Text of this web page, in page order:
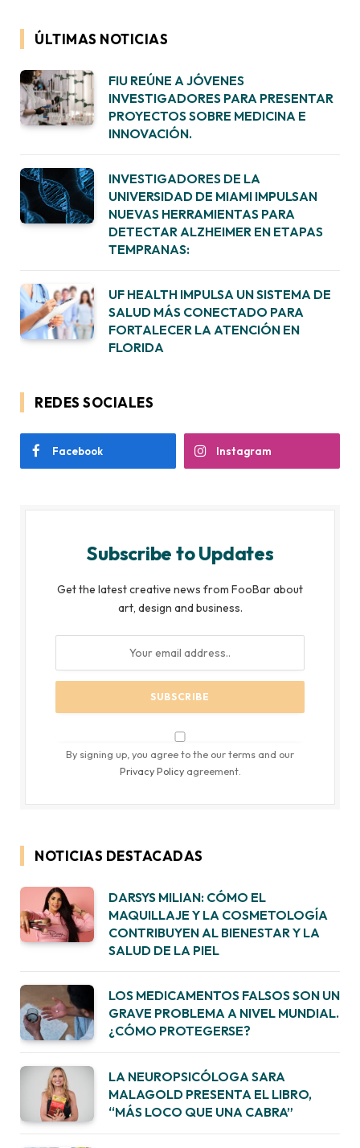
ÚLTIMAS NOTICIAS
FIU REÚNE A JÓVENES
INVESTIGADORES PARA PRESENTAR
PROYECTOS SOBRE MEDICINA E
INNOVACIÓN.
INVESTIGADORES DE LA
UNIVERSIDAD DE MIAMI IMPULSAN
NUEVAS HERRAMIENTAS PARA
DETECTAR ALZHEIMER EN ETAPAS
TEMPRANAS:
UF HEALTH IMPULSA UN SISTEMA DE
SALUD MÁS CONECTADO PARA
FORTALECER LA ATENCIÓN EN
FLORIDA
REDES SOCIALES
Facebook Instagram
Subscribe to Updates
Get the latest creative news from FooBar about
art, design and business.
By signing up, you agree to the our terms and our
Privacy Policyagreement.
NOTICIAS DESTACADAS
DARSYS MILIAN: CÓMO EL
MAQUILLAJE Y LA COSMETOLOGÍA
CONTRIBUYEN AL BIENESTAR Y LA
SALUD DE LA PIEL
LOS MEDICAMENTOS FALSOS SON UN
GRAVE PROBLEMA A NIVEL MUNDIAL.
¿CÓMO PROTEGERSE?
LA NEUROPSICÓLOGA SARA
MALAGOLD PRESENTA EL LIBRO,
“MÁS LOCO QUE UNA CABRA”